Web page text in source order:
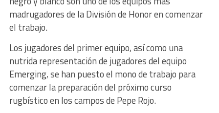
madrugadores de la División de Honor en comenzar
el trabajo.
Los jugadores del primer equipo, así como una
nutrida representación de jugadores del equipo
Emerging, se han puesto el mono de trabajo para
comenzar la preparación del próximo curso
rugbístico en los campos de Pepe Rojo.